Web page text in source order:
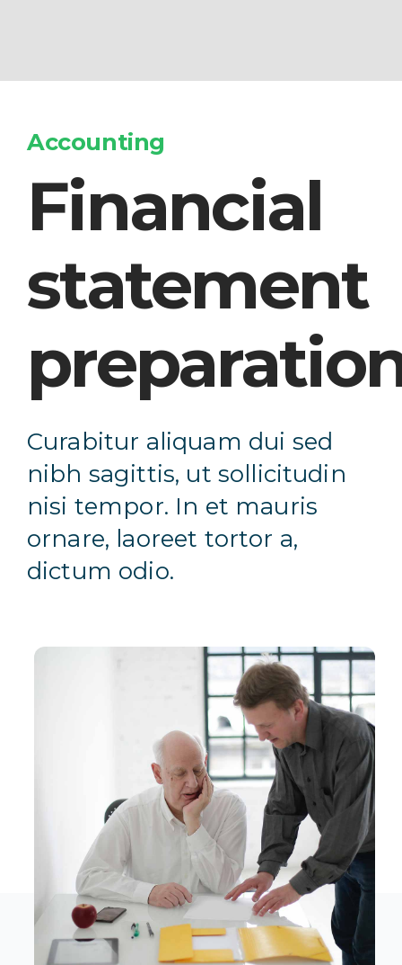
contenu
Accounting
Financial
statement
Curabitur aliquam dui sed
nibh sagittis, ut sollicitudin
nisi tempor. In et mauris
ornare, laoreet tortor a,
dictum odio.